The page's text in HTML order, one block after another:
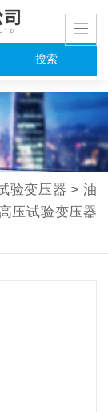
验变压器 > 油
压试验变压器